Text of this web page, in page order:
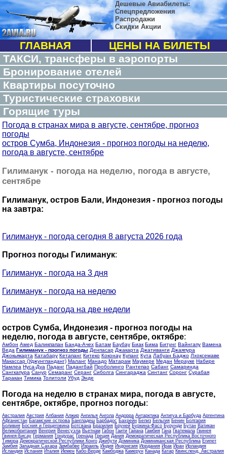
Дешевые Авиабилеты:
Спецпредложения
Распродажи
Скидки Акции
ГЛАВНАЯ
ЦЕНЫ НА БИЛЕТЫ
ТАКСИ, трансферы в аэропорты
Бронирование отелей
Квартиры посуточно
Туристические страховки
Горящие туры
Погода в странах мира в августе, сентябре, прогноз
погоды
остров Сумба, Индонезия - прогноз погоды на неделю,
погода в августе, сентябре
Гилиманук - погода на неделю, погода в августе,
сентябре
Гилиманук, остров Бали, Индонезия - прогноз погоды
на завтра:
Гилиманук - погода сегодня 8 августа 2026 года
Прогноз погоды Гилиманук:
Гилиманук - погода на 3 дня
Гилиманук - погода на неделю
Гилиманук - погода на две недели
остров Сумба, Индонезия - прогноз погоды на
неделю, погода в августе, сентябре, октябре:
Амбон Амед Баликпапан Банда-Ачех Батам Баубау Биак Бима Битунг Вайнгапу Вамена
Веда Гилиманук - прогноз погоды Денпасар Джакарта Джативанги Джаяпура
Джокьякарта Катабару Кетапанг Китеко Коконау Купанг Кута Лабуан Баджо Лхоксемаве
Макассар (Уджунгпанданг) Маланг Манадо Матарам Маумере Медан Мерауке Набире
Намлеа Нуса-Дуа Паданг Падангбай Проболинго Рантепао Сабанг Самаринда
Сангкапура Санур Семаранг Серанг Сиболга Сингараджа Синтанг Соронг Сурабая
Таракан Тимика Толитоли Убуд Энде
Погода на неделю в странах мира, погода в августе,
сентябре, октябре, прогноз погоды:
Австралия Австрия Албания Алжир Ангилья Ангола Андорра Антарктика Антигуа и Барбуда Аргентина
Афганистан Багамские острова Бангладеш Барбадос Бахрейн Белиз Бельгия Бенин Болгария
Боливия Босния и Герцеговина Ботсвана Бразилия Бруней Буркина-Фасо Бурунди Бутан Ватикан
Великобритания Венгрия Венесуэла Вьетнам Габон Гаити Гайана Гамбия Гана Гватемала Гвинея
Гвинея-Бисау Германия Гондурас Гренада Греция Дания Демократическая Республика Восточного
Тимора Демократической Республики Конго Джибути Доминика Доминиканская Республика Египет
Замбия Западная Сахара Зимбабве Израиль Индия Индонезия Иордания Ирак Иран Ирландия
Исландия Испания Италия Йемен Кабо-Верде Камбоджа Камерун Канада Катар Квинсленд, Австралия